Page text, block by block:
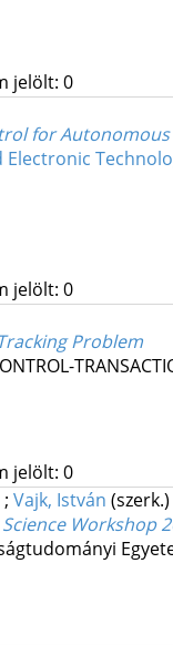
jelölt: 0
for Autonomous
jelölt: 0
Problem
jelölt: 0
; Vajk, István (szerk.)
Workshop